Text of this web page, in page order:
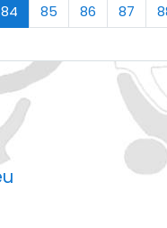
84(current)
85 86 87